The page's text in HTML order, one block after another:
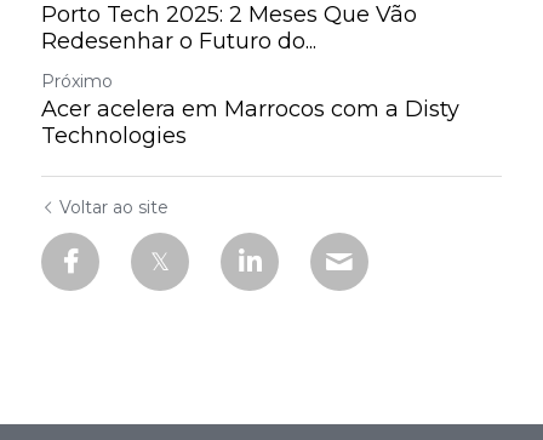
Porto Tech 2025: 2 Meses Que Vão
Redesenhar o Futuro do...
Próximo
Acer acelera em Marrocos com a Disty
Technologies
Voltar ao site